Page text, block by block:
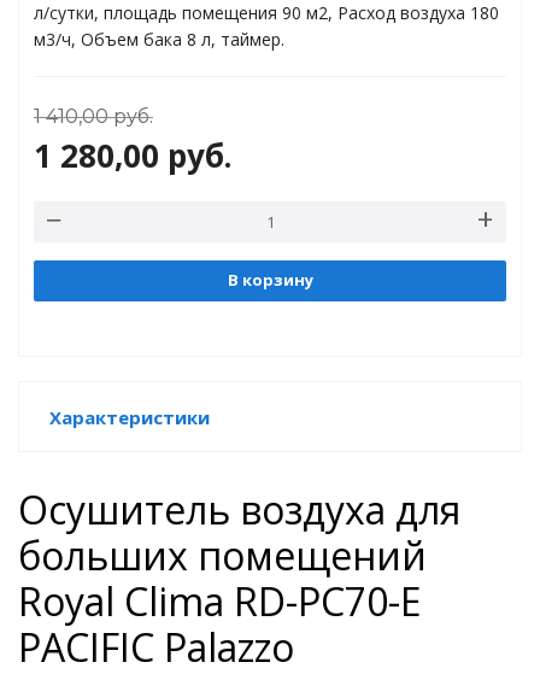
л/сутки, площадь помещения 90 м2, Расход воздуха 180
м3/ч, Объем бака 8 л, таймер.
1 410,00руб.
1 280,00 руб.
В корзину
Характеристики
Осушитель воздуха для
больших помещений
Royal Clima RD-PC70-E
PACIFIC Palazzo